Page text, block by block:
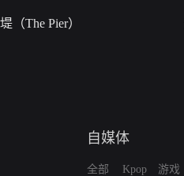
堤（The Pier）
自媒体
全部
Kpop
游戏